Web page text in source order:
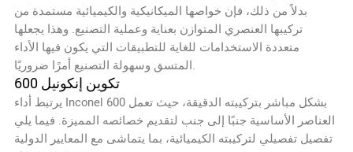
بدلاً من ذلك، فإن خواصها الميكانيكية والكيميائية مستمدة من
تركيبها العنصري المتوازن بعناية وعملية التصنيع. وهذا يجعلها
متعددة الاستخدامات للغاية للتطبيقات التي يكون فيها الأداء
المتسق وسهولة التصنيع أمرًا ضروريًا.
تكوين إنكونيل 600
يرتبط أداء Inconel 600 بشكل مباشر بتركيبته الدقيقة، حيث تعمل
العناصر الأساسية جنبًا إلى جنب لتقديم خصائصه المميزة. فيما يلي
تفصيل تفصيلي لتركيبته الكيميائية، بما يتماشى مع المعايير الدولية